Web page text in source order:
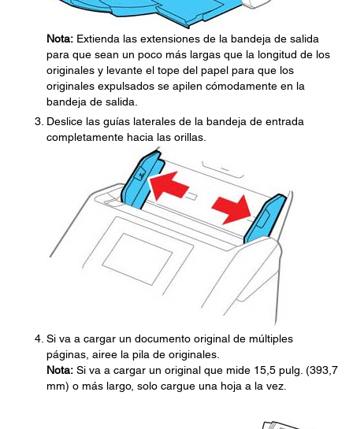
Nota: Extienda las extensiones de la bandeja de salida
para que sean un poco más largas que la longitud de los
originales y levante el tope del papel para que los
originales expulsados se apilen cómodamente en la
bandeja de salida.
Deslice las guías laterales de la bandeja de entrada
completamente hacia las orillas.
Si va a cargar un documento original de múltiples
páginas, airee la pila de originales.
Nota: Si va a cargar un original que mide 15,5 pulg. (393,7
mm) o más largo, solo cargue una hoja a la vez.